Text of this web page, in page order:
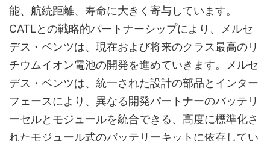
能、航続距離、寿命に大きく寄与しています。
CATLとの戦略的パートナーシップにより、メルセ
デス・ベンツは、現在および将来のクラス最高のリ
チウムイオン電池の開発を進めていきます。メルセ
デス・ベンツは、統一された設計の部品とインター
フェースにより、異なる開発パートナーのバッテリ
ーセルとモジュールを統合できる、高度に標準化さ
れたモジュール式のバッテリーキットに依存してい